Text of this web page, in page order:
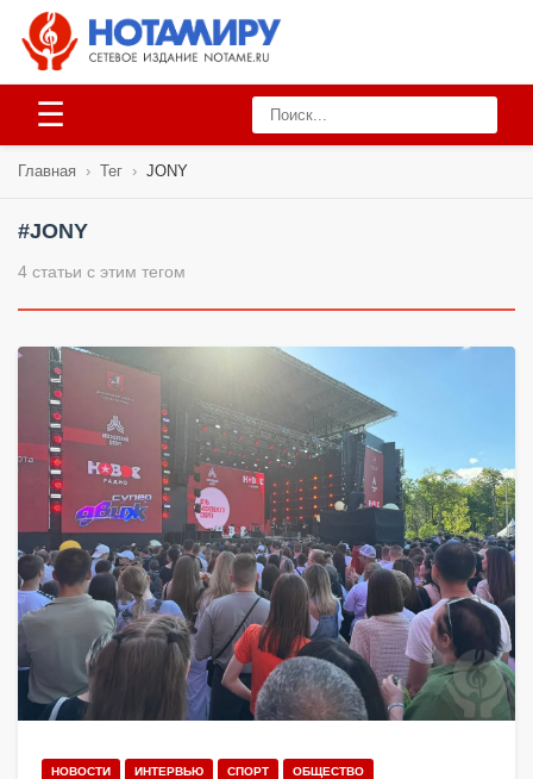
☰
Главная › Тег › JONY
#JONY
4 статьи с этим тегом
НОВОСТИ ИНТЕРВЬЮ СПОРТ ОБЩЕСТВО